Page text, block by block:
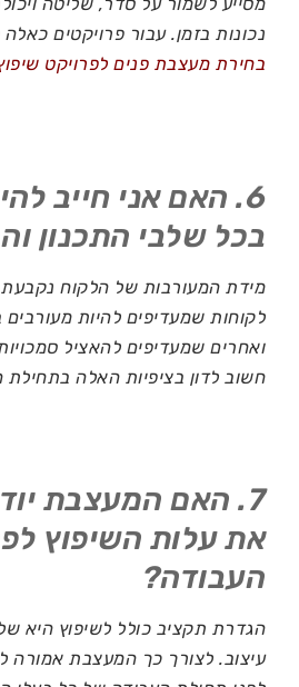
נכונות בזמן. עבור פרויקטים
בחירת מעצבת פנים לפרויקט
6. האם אני חייב
בכל שלבי התכנון
מידת המעורבות של הלקוח נקבעת
לקוחות שמעדיפים להיות
ואחרים שמעדיפים להאציל
חשוב לדון בציפיות האלה
7. האם המעצבת
את עלות השיפוץ
העבודה?
הגדרת תקציב כולל לשיפוץ היא
עיצוב. לצורך כך המעצבת אמורה